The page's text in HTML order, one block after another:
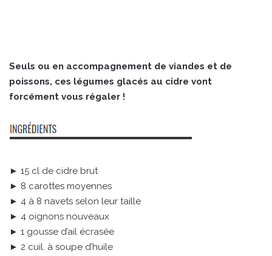
Seuls ou en accompagnement de viandes et de
poissons, ces légumes glacés au cidre vont
forcément vous régaler !
► 15 cl de cidre brut
► 8 carottes moyennes
► 4 à 8 navets selon leur taille
► 4 oignons nouveaux
► 1 gousse d’ail écrasée
► 2 cuil. à soupe d’huile